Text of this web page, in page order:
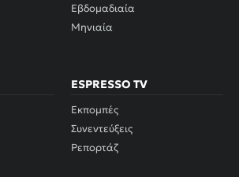
Εβδομαδιαία
Μηνιαία
ESPRESSO TV
Εκπομπές
Συνεντεύξεις
Ρεπορτάζ